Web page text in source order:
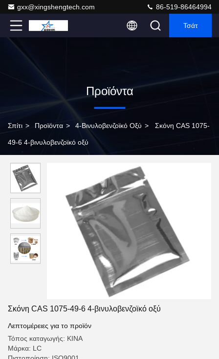
gxx@xingshengtech.com 86-519-86464994
Τσάτ
Προϊόντα
Σπίτι > Προϊόντα > 4-Βινυλοβενζοϊκό Οξύ > Σκόνη CAS 1075-
49-6 4-βινυλοβενζοϊκό οξύ
Σκόνη CAS 1075-49-6 4-βινυλοβενζοϊκό οξύ
Λεπτομέρειες για το προϊόν
Τόπος καταγωγής: ΚΙΝΑ
Μάρκα: LC